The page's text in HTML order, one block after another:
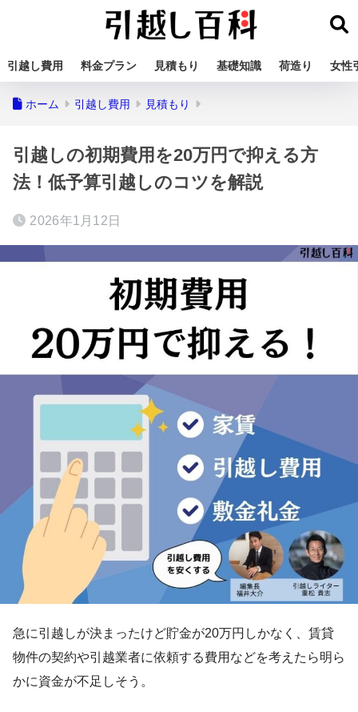
引越し費用 料金プラン 見積もり 基礎知識 荷造り 女性
ホーム 引越し費用 見積もり
引越しの初期費用を20万円で抑える方
法！低予算引越しのコツを解説
2026年1月12日
急に引越しが決まったけど貯金が20万円しかなく、賃貸
物件の契約や引越業者に依頼する費用などを考えたら明ら
かに資金が不足しそう。